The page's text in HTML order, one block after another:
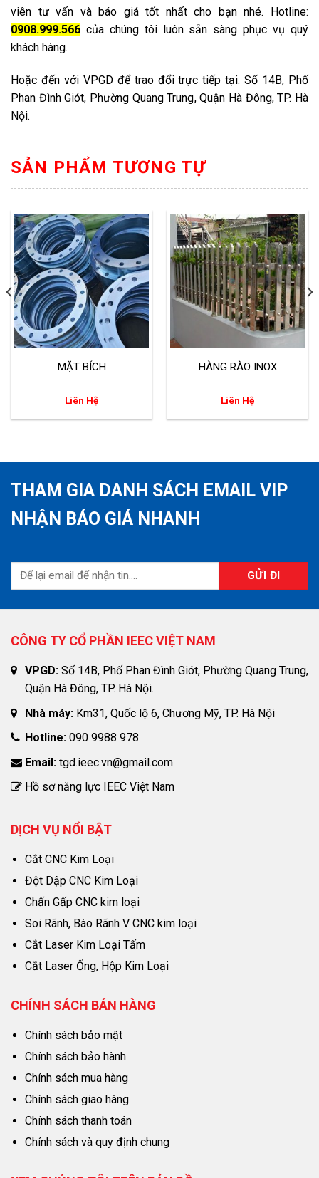
viên tư vấn và báo giá tốt nhất cho bạn nhé.
Hotline:
0908.999.566 của chúng tôi luôn sẵn sàng phục vụ quý
khách hàng.
Hoặc đến với VPGD để trao đổi trực tiếp tại: Số 14B, Phố
Phan Đình Giót, Phường Quang Trung, Quận Hà Đông, TP. Hà
Nội.
SẢN PHẨM TƯƠNG TỰ
MẶT BÍCH
Liên Hệ
HÀNG RÀO INOX
Liên Hệ
THAM GIA DANH SÁCH EMAIL VIP
NHẬN BÁO GIÁ NHANH
CÔNG TY CỔ PHẦN IEEC VIỆT NAM
VPGD: Số 14B, Phố Phan Đình Giót, Phường Quang Trung,
Quận Hà Đông, TP. Hà Nội.
Nhà máy: Km31, Quốc lộ 6, Chương Mỹ, TP. Hà Nội
Hotline: 090 9988 978
Email: tgd.ieec.vn@gmail.com
Hồ sơ năng lực IEEC Việt Nam
DỊCH VỤ NỔI BẬT
Cắt CNC Kim Loại
Đột Dập CNC Kim Loại
Chấn Gấp CNC kim loại
Soi Rãnh, Bào Rãnh V CNC kim loại
Cắt Laser Kim Loại Tấm
Cắt Laser Ống, Hộp Kim Loại
CHÍNH SÁCH BÁN HÀNG
Chính sách bảo mật
Chính sách bảo hành
Chính sách mua hàng
Chính sách giao hàng
Chính sách thanh toán
Chính sách và quy định chung